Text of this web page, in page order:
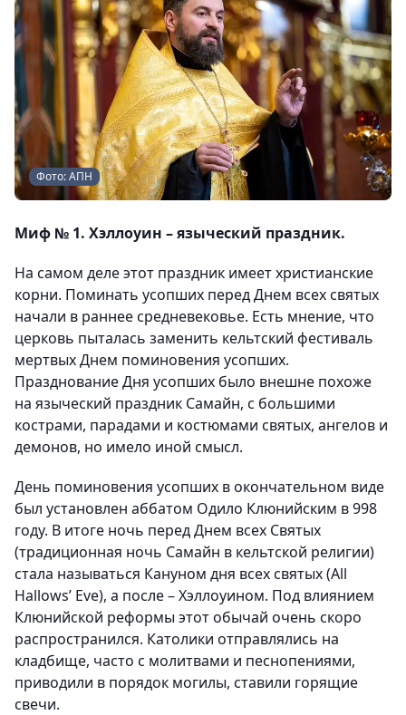
Фото: АПН
Миф № 1. Хэллоуин – языческий праздник.
На самом деле этот праздник имеет христианские
корни. Поминать усопших перед Днем всех святых
начали в раннее средневековье. Есть мнение, что
церковь пыталась заменить кельтский фестиваль
мертвых Днем поминовения усопших.
Празднование Дня усопших было внешне похоже
на языческий праздник Самайн, с большими
кострами, парадами и костюмами святых, ангелов и
демонов, но имело иной смысл.
День поминовения усопших в окончательном виде
был установлен аббатом Одило Клюнийским в 998
году. В итоге ночь перед Днем всех Святых
(традиционная ночь Самайн в кельтской религии)
стала называться Кануном дня всех святых (All
Hallows’ Eve), а после – Хэллоуином. Под влиянием
Клюнийской реформы этот обычай очень скоро
распространился. Католики отправлялись на
кладбище, часто с молитвами и песнопениями,
приводили в порядок могилы, ставили горящие
свечи.